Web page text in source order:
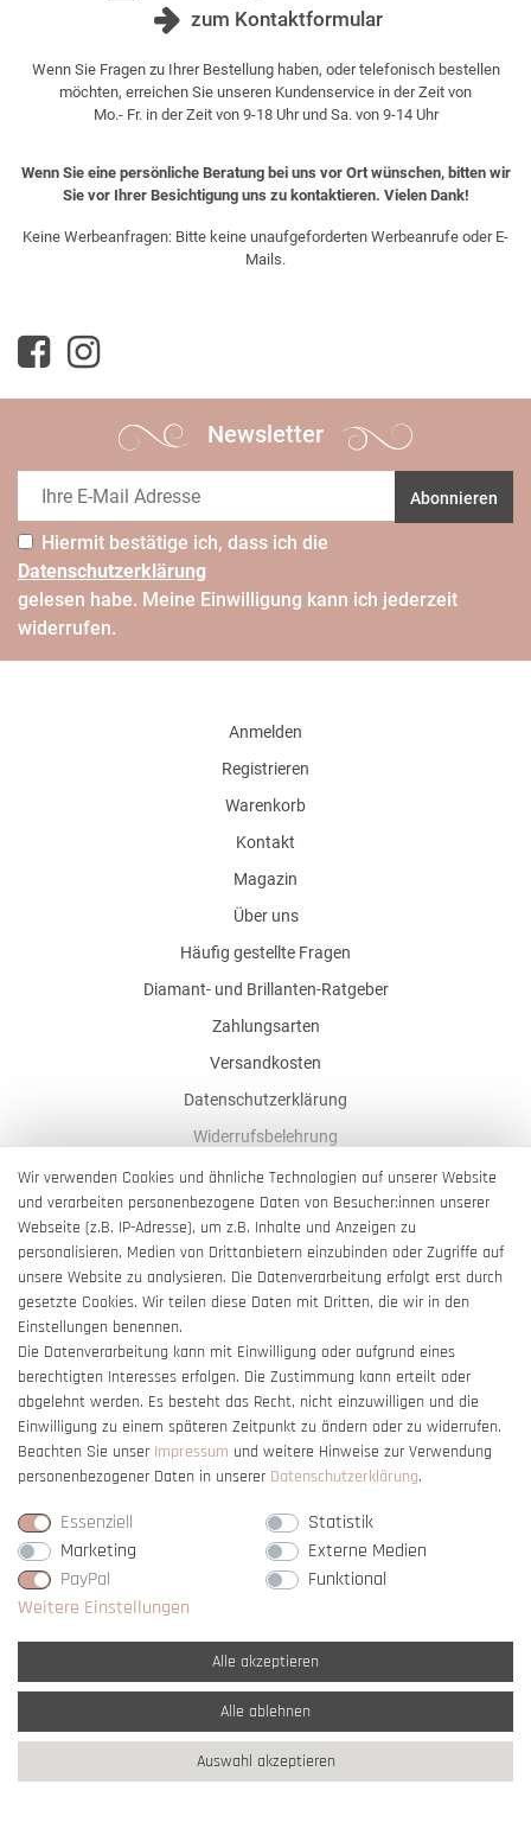
zum Kontaktformular
Wenn Sie Fragen zu Ihrer Bestellung haben, oder telefonisch bestellen
möchten, erreichen Sie unseren Kundenservice in der Zeit von
Mo.- Fr. in der Zeit von 9-18 Uhr und Sa. von 9-14 Uhr
Wenn Sie eine persönliche Beratung bei uns vor Ort wünschen, bitten wir
Sie vor Ihrer Besichtigung uns zu kontaktieren. Vielen Dank!
Keine Werbeanfragen: Bitte keine unaufgeforderten Werbeanrufe oder E-
Mails.
Newsletter
Abonnieren
Hiermit bestätige ich, dass ich die
Daten­schutz­erklärung
gelesen habe. Meine Einwilligung kann ich jederzeit
widerrufen.
Anmelden
Registrieren
Warenkorb
Kontakt
Magazin
Über uns
Häufig gestellte Fragen
Diamant- und Brillanten-Ratgeber
Zahlungsarten
Versandkosten
Datenschutzerklärung
Widerrufsbelehrung
AGB
Impressum
Barrierefreiheitserklärung
Vertrag widerrufen
* Alle Preise verstehen sich inkl. gesetzl. MwSt. undzzgl. Versandkosten
** Nur innerhalb Deutschlands© copyright 2007-2026 Schmuck Krone / Alle
Rechte vorbehalten / powered bycreateyourtemplate
Wir verwenden Cookies und ähnliche Technologien auf unserer Website
und verarbeiten personenbezogene Daten von Besucher:innen unserer
Webseite (z.B. IP-Adresse), um z.B. Inhalte und Anzeigen zu
personalisieren, Medien von Drittanbietern einzubinden oder Zugriffe auf
unsere Website zu analysieren. Die Datenverarbeitung erfolgt erst durch
gesetzte Cookies. Wir teilen diese Daten mit Dritten, die wir in den
Einstellungen benennen.
Die Datenverarbeitung kann mit Einwilligung oder aufgrund eines
berechtigten Interesses erfolgen. Die Zustimmung kann erteilt oder
abgelehnt werden. Es besteht das Recht, nicht einzuwilligen und die
Einwilligung zu einem späteren Zeitpunkt zu ändern oder zu widerrufen.
Beachten Sie unser Impressum und weitere Hinweise zur Verwendung
personenbezogener Daten in unserer Daten­schutz­erklärung.
Essenziell
Statistik
Marketing
Externe Medien
PayPal
Funktional
Weitere Einstellungen
Alle akzeptieren
Alle ablehnen
Auswahl akzeptieren